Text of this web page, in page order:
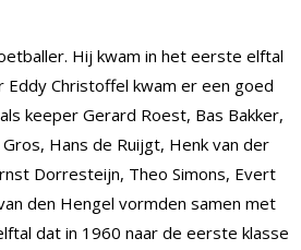
Hij kwam in het eerste elftal
Christoffel kwam er een goed
keeper Gerard Roest, Bas Bakker,
Hans de Ruijgt, Henk van der
Dorresteijn, Theo Simons, Evert
den Hengel vormden samen met
dat in 1960 naar de eerste klasse